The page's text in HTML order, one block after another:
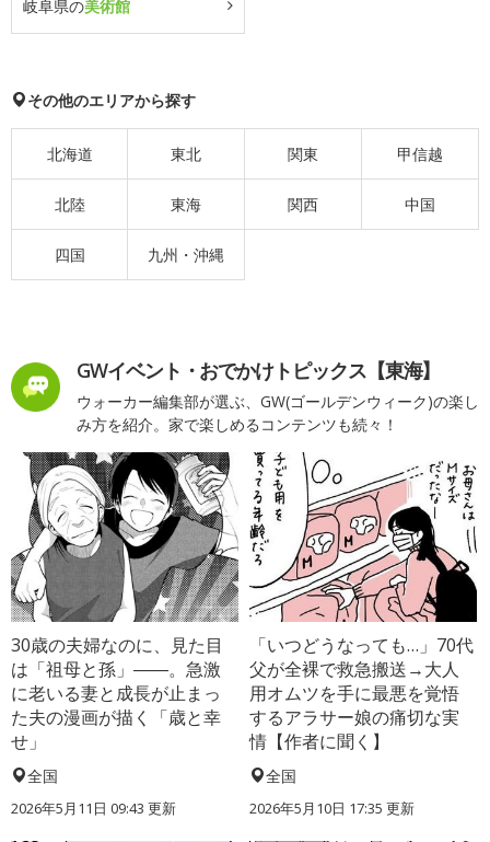
岐阜県の美術館
その他のエリアから探す
北海道 東北 関東 甲信越
北陸 東海 関西 中国
四国 九州・沖縄
GWイベント・おでかけトピックス【東海】
ウォーカー編集部が選ぶ、GW(ゴールデンウィーク)の楽し
み方を紹介。家で楽しめるコンテンツも続々！
30歳の夫婦なのに、見た目
は「祖母と孫」――。急激
に老いる妻と成長が止まっ
た夫の漫画が描く「歳と幸
せ」
全国
2026年5月11日 09:43 更新
「いつどうなっても…」70代
父が全裸で救急搬送→大人
用オムツを手に最悪を覚悟
するアラサー娘の痛切な実
情【作者に聞く】
全国
2026年5月10日 17:35 更新